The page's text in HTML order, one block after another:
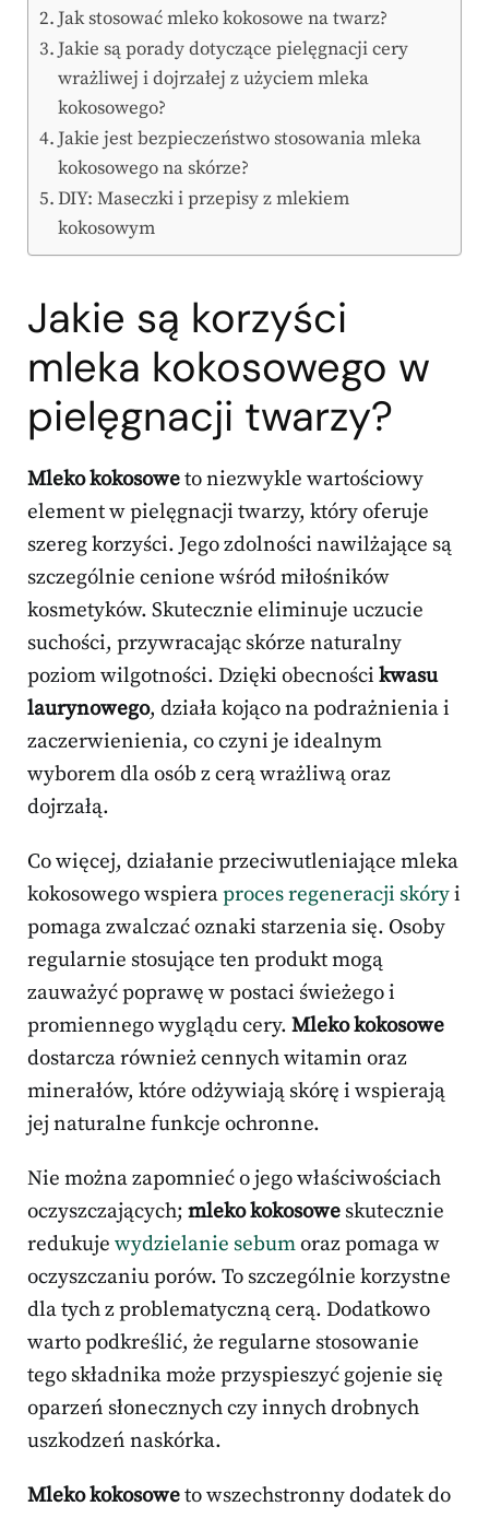
Jak stosować mleko kokosowe na twarz?
Jakie są porady dotyczące pielęgnacji cery
wrażliwej i dojrzałej z użyciem mleka
kokosowego?
Jakie jest bezpieczeństwo stosowania mleka
kokosowego na skórze?
DIY: Maseczki i przepisy z mlekiem
kokosowym
Jakie są korzyści
mleka kokosowego w
pielęgnacji twarzy?
Mleko kokosoweto niezwykle wartościowy
element w pielęgnacji twarzy, który oferuje
szereg korzyści. Jego zdolności nawilżające są
szczególnie cenione wśród miłośników
kosmetyków. Skutecznie eliminuje uczucie
suchości, przywracając skórze naturalny
poziom wilgotności. Dzięki obecności kwasu
laurynowego, działa kojąco na podrażnienia i
zaczerwienienia, co czyni je idealnym
wyborem dla osób z cerą wrażliwą oraz
dojrzałą.
Co więcej, działanie przeciwutleniające mleka
kokosowego wspieraproces regeneracji skóryi
pomaga zwalczać oznaki starzenia się. Osoby
regularnie stosujące ten produkt mogą
zauważyć poprawę w postaci świeżego i
promiennego wyglądu cery. Mleko kokosowe
dostarcza również cennych witamin oraz
minerałów, które odżywiają skórę i wspierają
jej naturalne funkcje ochronne.
Nie można zapomnieć o jego właściwościach
oczyszczających; mleko kokosowe skutecznie
redukuje wydzielanie sebumoraz pomaga w
oczyszczaniu porów. To szczególnie korzystne
dla tych z problematyczną cerą. Dodatkowo
warto podkreślić, że regularne stosowanie
tego składnika może przyspieszyć gojenie się
oparzeń słonecznych czy innych drobnych
uszkodzeń naskórka.
Mleko kokosoweto wszechstronny dodatek do